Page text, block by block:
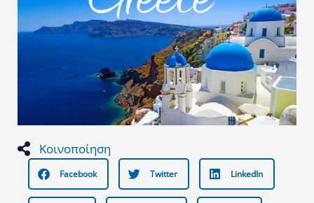
Κοινοποίηση
Facebook Twitter LinkedIn